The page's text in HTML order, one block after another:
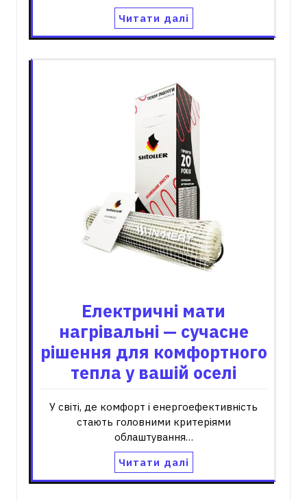
Читати далі
Електричні мати
нагрівальні — сучасне
рішення для комфортного
тепла у вашій оселі
У світі, де комфорт і енергоефективність
стають головними критеріями
облаштування…
Читати далі